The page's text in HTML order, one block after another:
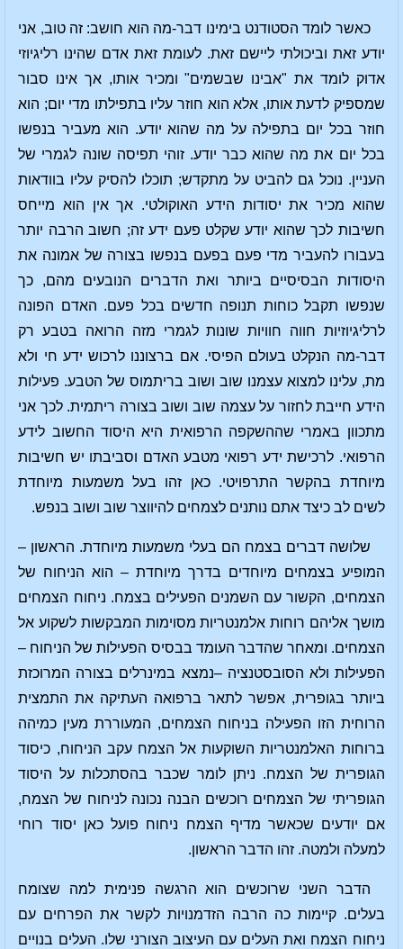
כאשר לומד הסטודנט בימינו דבר-מה הוא חושב: זה טוב, אני
יודע זאת וביכולתי ליישם זאת. לעומת זאת אדם שהינו רליגיוזי
אדוק לומד את "אבינו שבשמים" ומכיר אותו, אך אינו סבור
שמספיק לדעת אותו, אלא הוא חוזר עליו בתפילתו מדי יום; הוא
חוזר בכל יום בתפילה על מה שהוא יודע. הוא מעביר בנפשו
בכל יום את מה שהוא כבר יודע. זוהי תפיסה שונה לגמרי של
העניין. נוכל גם להביט על מתקדש; תוכלו להסיק עליו בוודאות
שהוא מכיר את יסודות הידע האוקולטי. אך אין הוא מייחס
חשיבות לכך שהוא יודע שקלט פעם ידע זה; חשוב הרבה יותר
בעבורו להעביר מדי פעם בפעם בנפשו בצורה של אמונה את
היסודות הבסיסיים ביותר ואת הדברים הנובעים מהם, כך
שנפשו תקבל כוחות תנופה חדשים בכל פעם. האדם הפונה
לרליגיוזיות חווה חוויות שונות לגמרי מזה הרואה בטבע רק
דבר-מה הנקלט בעולם הפיסי. אם ברצוננו לרכוש ידע חי ולא
מת, עלינו למצוא עצמנו שוב ושוב בריתמוס של הטבע. פעילות
הידע חייבת לחזור על עצמה שוב ושוב בצורה ריתמית. לכך אני
מתכוון באמרי שההשקפה הרפואית היא היסוד החשוב לידע
הרפואי. לרכישת ידע רפואי מטבע האדם וסביבתו יש חשיבות
מיוחדת בהקשר התרפויטי. כאן זהו בעל משמעות מיוחדת
לשים לב כיצד אתם נותנים לצמחים להיווצר שוב ושוב בנפש.
שלושה דברים בצמח הם בעלי משמעות מיוחדת. הראשון –
המופיע בצמחים מיוחדים בדרך מיוחדת – הוא הניחוח של
הצמחים, הקשור עם השמנים הפעילים בצמח. ניחוח הצמחים
מושך אליהם רוחות אלמנטריות מסוימות המבקשות לשקוע אל
הצמחים. ומאחר שהדבר העומד בבסיס הפעילות של הניחוח –
הפעילות ולא הסובסטנציה –נמצא במינרלים בצורה המרוכזת
ביותר בגופרית, אפשר לתאר ברפואה העתיקה את התמצית
הרוחית הזו הפעילה בניחוח הצמחים, המעוררת מעין כמיהה
ברוחות האלמנטריות השוקעות אל הצמח עקב הניחוח, כיסוד
הגופרית של הצמח. ניתן לומר שכבר בהסתכלות על היסוד
הגופריתי של הצמחים רוכשים הבנה נכונה לניחוח של הצמח,
אם יודעים שכאשר מדיף הצמח ניחוח פועל כאן יסוד רוחי
למעלה ולמטה. זהו הדבר הראשון.
הדבר השני שרוכשים הוא הרגשה פנימית למה שצומח
בעלים. קיימות כה הרבה הזדמנויות לקשר את הפרחים עם
ניחוח הצמח ואת העלים עם העיצוב הצורני שלו. העלים בנויים